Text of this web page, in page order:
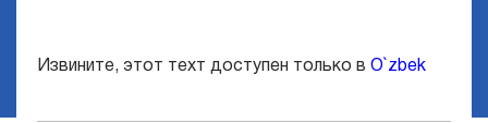
Извините, этот техт доступен только в O`zbek